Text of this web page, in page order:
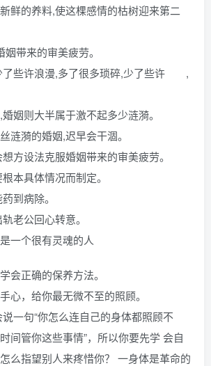
鲜的养料,使这棵感情的枯树迎来第二
带来的审美疲劳。
了些许浪漫,多了很多琐碎,少了些许 ,
姻则大半属于激不起多少涟漪。
涟漪的婚姻,迟早会干涸。
方设法克服婚姻带来的审美疲劳。
本具体情况而制定。
到病除。
老公回心转意。
一个很有灵魂的人
会正确的保养方法。
心，给你最无微不至的照顾。
一句“你怎么连自己的身体都照顾不
间管你这些事情”，所以你要先学 会自
么指望别人来疼惜你？ 一身体是革命的